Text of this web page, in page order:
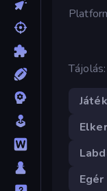
Tájolás
Egér